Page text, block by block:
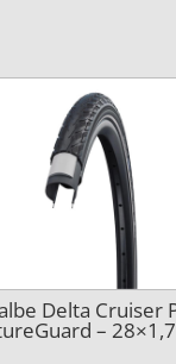
Delta Cruiser
–